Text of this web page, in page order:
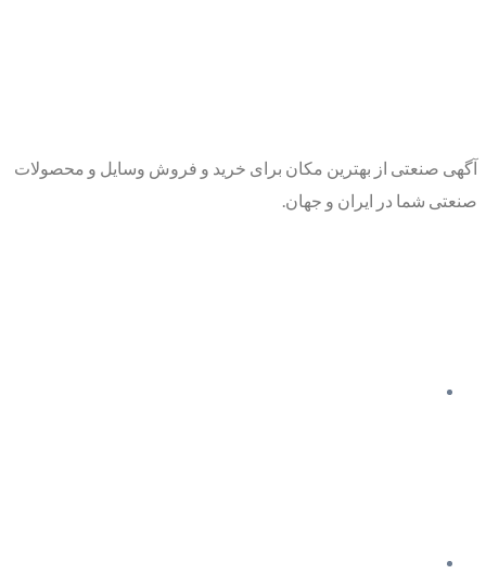
آگهی صنعتی از بهترین مکان برای خرید و فروش وسایل و محصولات
صنعتی شما در ایران و جهان.